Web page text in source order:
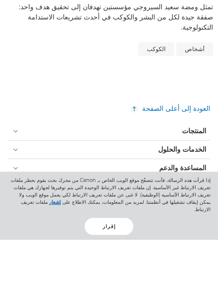
تمثل ومضة سعيد السيروجي مؤسستين تهدفان إلى تحقيق هدف واحد:
صفقة جيدة لكل من البشر والكوكب في أحدث تشريعات الاستدامة
التكنولوجية.
أشخاص الكوكب
إذا قرأت هذه الرسالة، فأنت تتصفّح موقع الويب الخاص بـ Canon من محرك بحث يقوم بحظر ملفات
تعريف الارتباط غير الأساسية. إن ملفات تعريف الارتباط الوحيدة التي يتم توفيرها لجهازك هي ملفات
تعريف الارتباط الأساسية (الوظيفية). لا غنى عن ملفات تعريف الارتباط لكي يعمل موقع الويب ولا
يمكن إيقاف تشغيلها في أنظمتنا. لمزيد من المعلومات، يمكنك الاطلاع على إشعار ملفات تعريف
الارتباط.
إقرار
العودة إلى أعلى الصفحة
المنتجات
الخدمات والحلول
المساعدة والدعم
التعلم والتعليم
نبذة عن Canon